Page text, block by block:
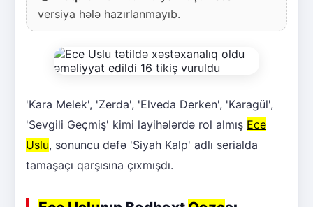
versiya hələ hazırlanmayıb.
'Kara Melek', 'Zerda', 'Elveda Derken', 'Karagül',
'Sevgili Geçmiş' kimi layihələrdə rol almış Ece
Uslu, sonuncu dəfə 'Siyah Kalp' adlı serialda
tamaşaçı qarşısına çıxmışdı.